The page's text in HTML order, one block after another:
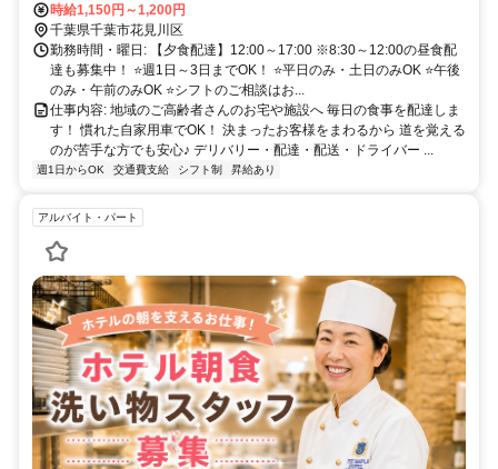
本郷駅」徒歩9分 京成本線「京成大久保駅」徒歩18分 ⭐車･バイク･自
転車通勤可
時給1,150円～1,200円
千葉県千葉市花見川区
勤務時間・曜日: 【夕食配達】12:00～17:00 ※8:30～12:00の昼食配
達も募集中！ ⭐週1日～3日までOK！ ⭐平日のみ・土日のみOK ⭐午後
のみ・午前のみOK ⭐シフトのご相談はお...
仕事内容: 地域のご高齢者さんのお宅や施設へ 毎日の食事を配達しま
す！ 慣れた自家用車でOK！ 決まったお客様をまわるから 道を覚える
のが苦手な方でも安心♪ デリバリー・配達・配送・ドライバー ...
週1日からOK 交通費支給 シフト制 昇給あり
アルバイト・パート